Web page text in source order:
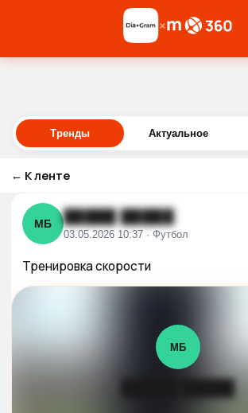
×
Тренды Актуальное
← К ленте
МБ █████ █████
03.05.2026 10:37 · Футбол
Тренировка скорости
МБ